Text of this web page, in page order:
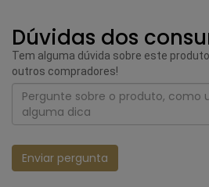
Dúvidas dos
Tem alguma dúvida sobre este
outros compradores!
Enviar pergunta